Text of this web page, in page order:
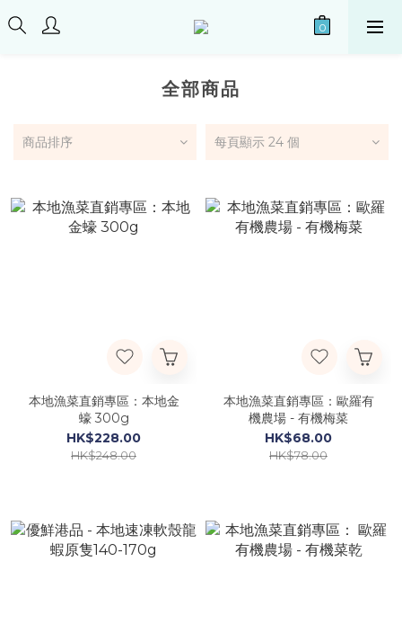
全部商品
商品排序 每頁顯示 24 個
本地漁菜直銷專區：本地金
蠔 300g
HK$228.00
HK$248.00
本地漁菜直銷專區：歐羅有
機農場 - 有機梅菜
HK$68.00
HK$78.00